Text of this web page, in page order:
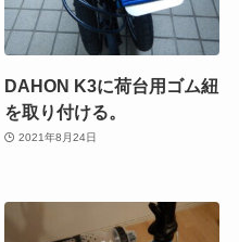
DAHON K3に荷台用ゴム紐
を取り付ける。
2021年8月24日